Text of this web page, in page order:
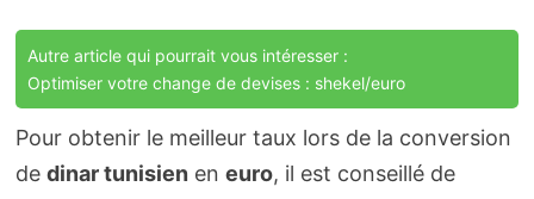
Autre article qui pourrait vous intéresser :
Optimiser votre change de devises : shekel/euro
Pour obtenir le meilleur taux lors de la conversion
de dinar tunisien en euro, il est conseillé de